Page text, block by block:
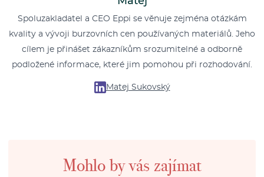
Spoluzakladatel a CEO Eppi se věnuje zejména otázkám
kvality a vývoji burzovních cen používaných materiálů. Jeho
cílem je přinášet zákazníkům srozumitelné a odborně
podložené informace, které jim pomohou při rozhodování.
Matej Sukovský
Mohlo by vás zajímat